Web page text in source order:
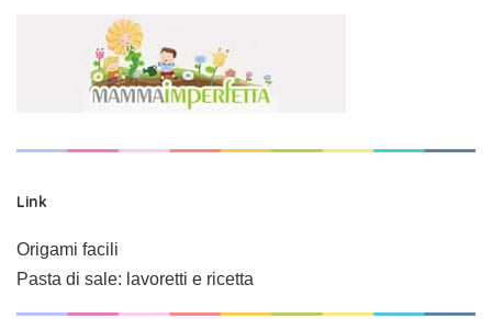
Link
Origami facili
Pasta di sale: lavoretti e ricetta